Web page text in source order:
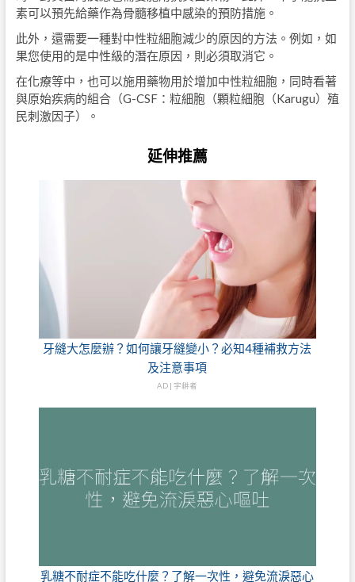
素可以預先給藥作為骨髓移植中感染的預防措施。
此外，還需要一種對中性粒細胞減少的原因的方法。例如，如
果您使用的是中性級的潛在原因，則必須取消它。
在化療等中，也可以施用藥物用於增加中性粒細胞，同時看著
與原始疾病的組合（G-CSF：粒細胞（顆粒細胞（Karugu）殖
民刺激因子）。
延伸推薦
牙縫大怎麼辦？如何讓牙縫變小？必知4種補救方法
及注意事項
AD | 字耕者
乳糖不耐症不能吃什麼？了解一次性，避免流淚惡心